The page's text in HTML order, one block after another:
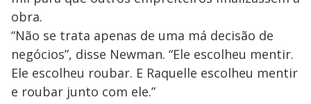
obra.
“Não se trata apenas de uma má decisão de
negócios”, disse Newman. “Ele escolheu mentir.
Ele escolheu roubar. E Raquelle escolheu mentir
e roubar junto com ele.”